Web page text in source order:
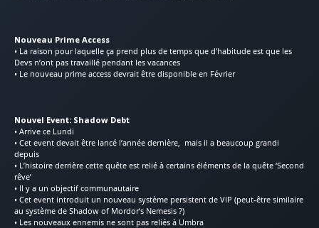
Nouveau Prime Access
• La raison pour laquelle ça prend plus de temps que d’habitude est que les
Devs n’ont pas travaillé pendant les vacances
• Le nouveau prime access devrait être disponible en Février
Nouvel Event: Shadow Debt
• Arrive ce Lundi
• Cet event devait être lancé l’année dernière, mais il a beaucoup grandi
depuis
• L’histoire derrière cette quête est relié à certains éléments de la quête ‘Second
rêve’
• Il y a un objectif communautaire
• Cet event introduit un nouveau système persistent de VIP (peut-être similaire
au système de Shadow of Mordor’s Nemesis ?)
• Les nouveaux ennemis ne sont pas reliés à Umbra